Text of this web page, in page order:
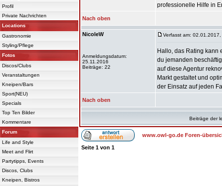
Profil
Private Nachrichten
Locations
Gastronomie
Styling/Pflege
Fotos
Discos/Clubs
Veranstaltungen
Kneipen/Bars
Sport(NEU)
Specials
Top Ten Bilder
Kommentare
Forum
Life and Style
Meet and Flirt
Partytipps, Events
Discos, Clubs
Kneipen, Bistros
professionelle Hilfe in
Nach oben
NicoleW
Anmeldungsdatum:
25.11.2016
Beiträge: 22
Verfasst am:
Hallo, das Rating kann
du jemanden
auf diese Agentur
Markt gestaltet und
der Einsatz auf jeden
Nach oben
Beiträge der
www.owl-go.de Foren-
Seite 1 von 1